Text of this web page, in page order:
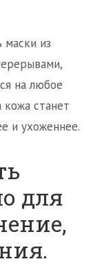
маски из
на любое
кожа станет
и ухоженнее.
для